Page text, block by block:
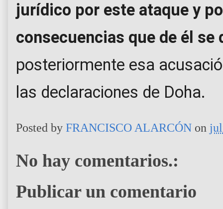
jurídico por este ataque y
consecuencias que de él se
posteriormente esa
las declaraciones de Doha.
Posted by FRANCISCO ALARCÓN on
No hay comentarios.:
Publicar un comentario